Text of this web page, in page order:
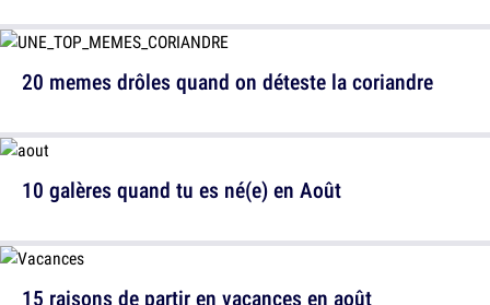
20 memes drôles quand on déteste la coriandre
15 raisons de partir en vacances en août
10 galères quand tu es né(e) en Août